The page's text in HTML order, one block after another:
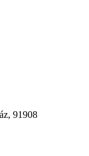
91908